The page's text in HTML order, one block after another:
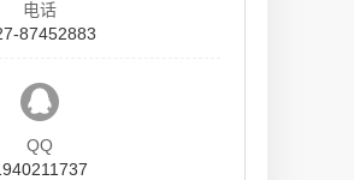
电话
87452883
QQ